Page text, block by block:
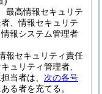
最高情報セキュリテ
、情報セキュリテ
報システム管理者
報セキュリティ責任
ュリティ管理者、
当者は、 次の各号
る者を充てる。